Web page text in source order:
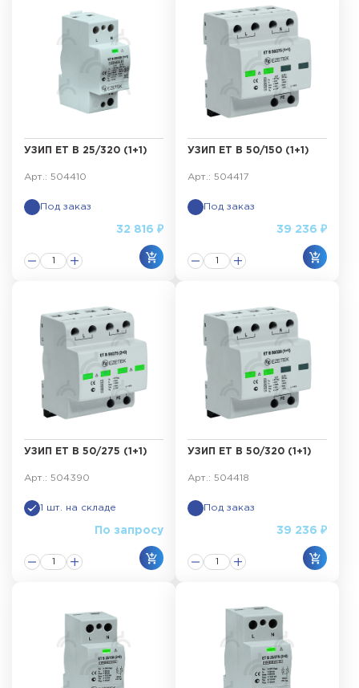
УЗИП ET B 25/320 (1+1)
Арт.: 504410
Под заказ
32 816 ₽
УЗИП ET B 50/150 (1+1)
Арт.: 504417
Под заказ
39 236 ₽
УЗИП ET B 50/275 (1+1)
Арт.: 504390
1 шт. на складе
По запросу
УЗИП ET B 50/320 (1+1)
Арт.: 504418
Под заказ
39 236 ₽